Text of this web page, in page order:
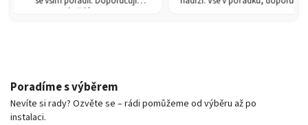
každému!
Poradíme s výběrem
Nevíte si rady? Ozvěte se – rádi pomůžeme od výběru až po
instalaci.